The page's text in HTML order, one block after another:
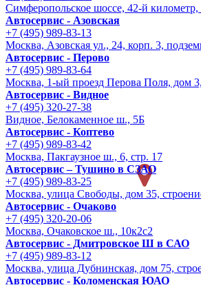
Симферопольское шоссе, 42-й километр,
Автосервис - Азовская
+7 (495) 989-83-13
Москва, Азовская ул., 24, корп. 3,
Автосервис - Перово
+7 (495) 989-83-64
Москва, 1-ый проезд Перова Поля, дом
Автосервис - Видное
+7 (495) 320-27-38
Видное, Белокаменное ш., 5Б
Автосервис - Коптево
+7 (495) 989-83-42
Москва, Пакгаузное ш., 6, стр. 17
Автосервис – Тушино в СЗАО
+7 (495) 989-83-25
Москва, улица Свободы, дом 35,
Автосервис - Очаково
+7 (495) 320-20-06
Москва, Очаковское ш., 10к2с2
Автосервис - Дмитровское Ш в САО
+7 (495) 989-83-12
Москва, улица Дубнинская, дом 75,
Автосервис - Коломенская ЮАО